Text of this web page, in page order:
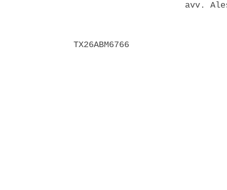
avv.